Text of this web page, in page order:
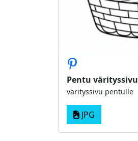
Pentu värityssivu
värityssivu pentulle
JPG